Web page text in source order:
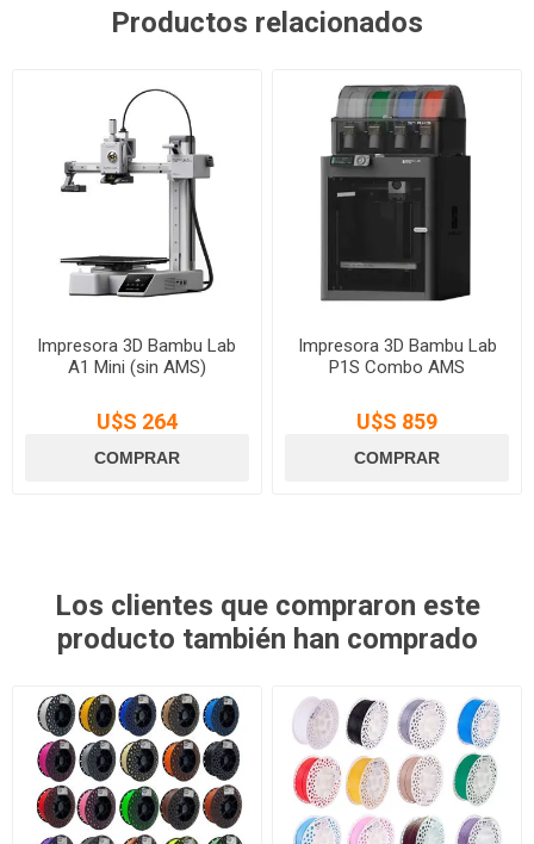
Productos relacionados
Impresora 3D Bambu Lab
A1 Mini (sin AMS)
U$S 264
Impresora 3D Bambu Lab
P1S Combo AMS
U$S 859
Los clientes que compraron este
producto también han comprado